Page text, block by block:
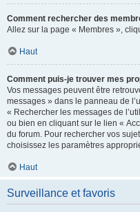
Comment rechercher des
Allez sur la page « Membres »,
Haut
Comment puis-je trouver mes
Vos messages peuvent être
messages » dans le panneau de
« Rechercher les messages de
ou bien en cliquant sur le lien «
du forum. Pour rechercher vos
choisissez les paramètres
Haut
Surveillance et favoris